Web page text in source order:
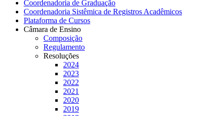
Coordenadoria de Graduação
Coordenadoria Sistêmica de Registros Acadêmicos
Plataforma de Cursos
Câmara de Ensino
Composição
Regulamento
Resoluções
2024
2023
2022
2021
2020
2019